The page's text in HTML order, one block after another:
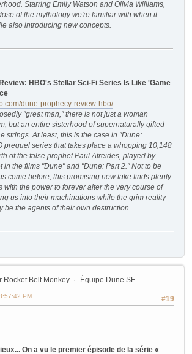
Starring Emily Watson and Olivia Williams,
of the mythology we're familiar with when it
also introducing new concepts.
HBO's Stellar Sci-Fi Series Is Like 'Game
dune-prophecy-review-hbo/
"great man," there is not just a woman
but an entire sisterhood of supernaturally gifted
strings. At least, this is the case in "Dune:
prequel series that takes place a whopping 10,148
of the false prophet Paul Atreides, played by
in the films "Dune" and "Dune: Part 2." Not to be
come before, this promising new take finds plenty
with the power to forever alter the very course of
us into their machinations while the grim reality
be the agents of their own destruction.
Rocket Belt Monkey Équipe Dune SF
#19
PM
On a vu le premier épisode de la série «